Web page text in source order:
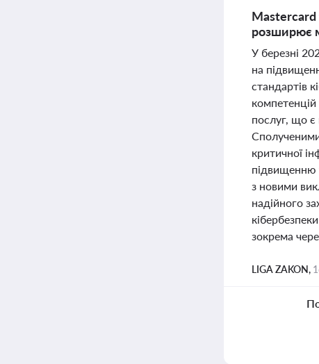
Mastercard
розширює
У березні
на
стандартів
послуг, що є
критичної
підвищенню
з новими
надійного
зокрема
LIGA ZAKON,